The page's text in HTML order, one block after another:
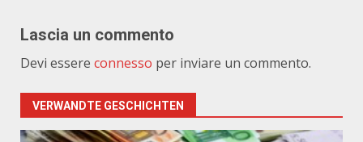
Lascia un commento
Devi essere connesso per inviare un commento.
VERWANDTE GESCHICHTEN